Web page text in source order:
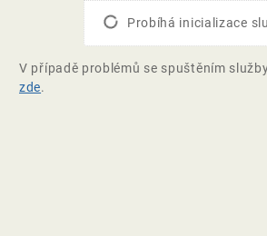
Probíhá inicializace
V případě problémů se spuštěním
zde.